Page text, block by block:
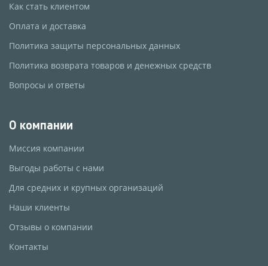
Как стать клиентом
Оплата и доставка
Политика защиты персональных данных
Политика возврата товаров и денежных средств
Вопросы и ответы
О компании
Миссия компании
Выгоды работы с нами
Для средних и крупных организаций
Наши клиенты
Отзывы о компании
Контакты